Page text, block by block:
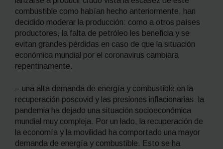
combustible como habían hecho anteriormente, han
decidido moderar la producción: como a otros países
productores, la falta de petróleo les beneficia y se
evitan grandes pérdidas en caso de que la situación
económica mundial por el coronavirus cambiara
repentinamente.
– una alta demanda de energía y combustible en la
recuperación poscovid y las presiones inflacionarias: la
pandemia ha dejado una situación socioeconómica
mundial muy compleja. Por un lado, la recuperación de
la economía y la movilidad ha comportado una mayor
demanda de energía y combustible. Esto se ha